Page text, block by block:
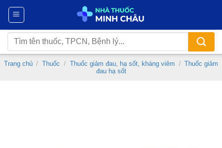
Chuyển
nội
dung
Tìm
kiếm:
Trang chủ / Thuốc / Thuốc giảm đau, hạ sốt, kháng viêm / Thuốc giảm
đau hạ sốt